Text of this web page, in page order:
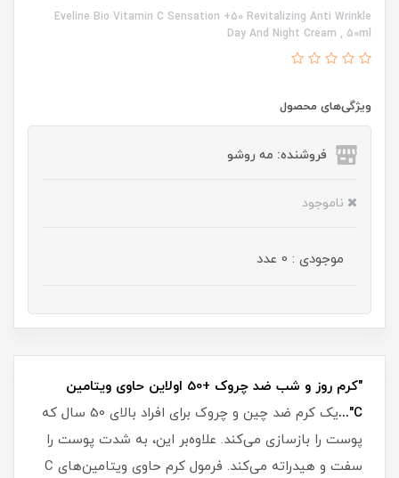
Eveline Bio Vitamin C Sensation +50 Revitalizing Anti Wrinkle
Day And Night Cream , 50ml
ویژگی‌های محصول
فروشنده: مه رو‌شو
ناموجود
موجودی : 0 عدد
"کرم روز و شب ضد چروک +50 اولاین حاوی ویتامین
C"...
یک کرم ضد چین و چروک برای افراد بالای 50 سال که
پوست را بازسازی می‌کند. علاوه‌بر این، به شدت پوست را
سفت و هیدراته می‌کند. فرمول کرم حاوی ویتامین‌های C